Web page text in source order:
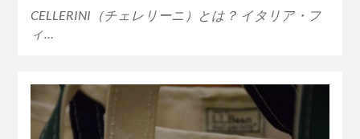
CELLERINI（チェレリーニ）とは？ イタリア・フ
ィ…